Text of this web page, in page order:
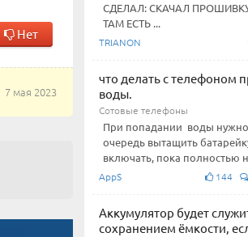
Нет
7 мая 2023
СДЕЛАЛ: СКАЧАЛ ПРОШИВКУ
ТАМ ЕСТЬ ...
TRIANON
что делать с телефоном
воды.
Сотовые телефоны
При попадании воды
очередь вытащить
включать, пока полностью
AppS 144
Аккумулятор будет
сохранением ёмкости,